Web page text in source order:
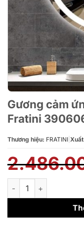
Gương cảm
Fratini
Thương hiệu: FRATINI
Gương cảm ứng đèn